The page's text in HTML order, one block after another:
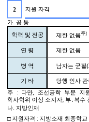
2
지원 자격
가. 공 통
학력 및 전공
제한 없음주)
연 령 제한 없음
병 역 남자는 군필
기 타
당행 인사
주 : 다만, 조선공학 부문 지
학사학위 이상 소지자, 부 ․ 복수
나. 지방인재
□ 지원자격 : 지방소재 최종학교